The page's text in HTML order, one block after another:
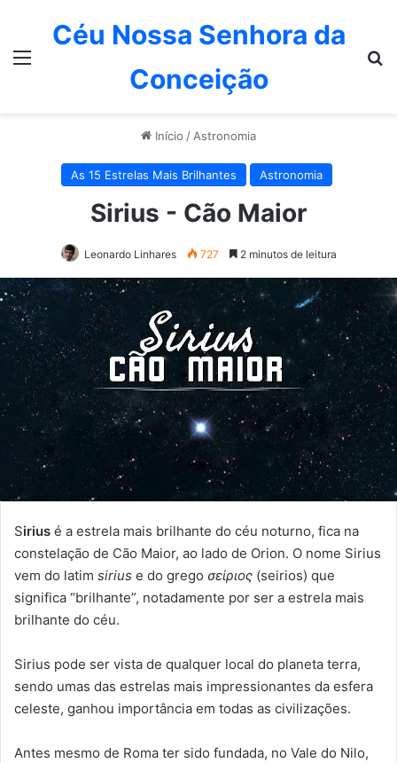
Céu Nossa Senhora da
Conceição
Início / Astronomia
As 15 Estrelas Mais Brilhantes Astronomia
Sirius - Cão Maior
Leonardo Linhares 727 2 minutos de leitura
Sirius é a estrela mais brilhante do céu noturno, fica na
constelação de Cão Maior, ao lado de Orion. O nome Sirius
vem do latim sirius e do grego σείριος (seirios) que
significa “brilhante”, notadamente por ser a estrela mais
brilhante do céu.
Sirius pode ser vista de qualquer local do planeta terra,
sendo umas das estrelas mais impressionantes da esfera
celeste, ganhou importância em todas as civilizações.
Antes mesmo de Roma ter sido fundada, no Vale do Nilo,